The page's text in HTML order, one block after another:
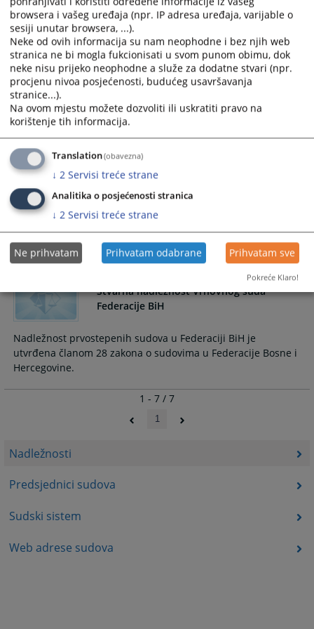
Nadležnosti
Predsjednici sudova
Sudski sistem
Web adrese sudova
članom 28 zakona o sudovima u Republici Srpskoj.
Stvarna nadležnost općinskih sudova u
Federaciji BiH
Nadležnost prvostepenih sudova u Federaciji BiH je
utvrđena članom 27 zakona o sudovima u F BiH.
Stvarna nadležnost kantonalnih sudova u
Federaciji BiH
Nadležnost prvostepenih sudova u Federaciji BiH je
utvrđena članom 28 zakona o sudovima u Federacije Bosne i
Hercegovine.
Stvarna nadležnost Vrhovnog suda
Federacije BiH
Nadležnost prvostepenih sudova u Federaciji BiH je
utvrđena članom 28 zakona o sudovima u Federacije Bosne i
Hercegovine.
1 - 7 / 7
1
browsera i vašeg uređaja (npr. IP adresa uređaja, varijable o
sesiji unutar browsera, ...).
Neke od ovih informacija su nam neophodne i bez njih web
stranica ne bi mogla fukcionisati u svom punom obimu, dok
neke nisu prijeko neophodne a služe za dodatne stvari (npr.
procjenu nivoa posjećenosti, budućeg usavršavanja
stranice...).
Na ovom mjestu možete dozvoliti ili uskratiti pravo na
korištenje tih informacija.
Translation(obavezna)
↓ 2 Servisi treće strane
Analitika o posjećenosti stranica
↓ 2 Servisi treće strane
Ne prihvatam Prihvatam odabrane Prihvatam sve
Pokreće Klaro!